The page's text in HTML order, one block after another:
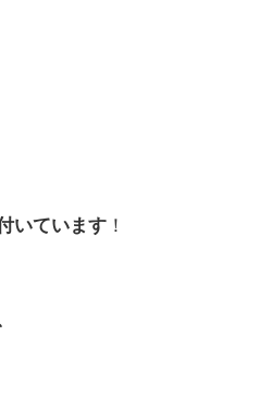
いています ！